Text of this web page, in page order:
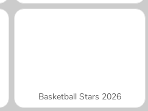
Basketball Stars 2026